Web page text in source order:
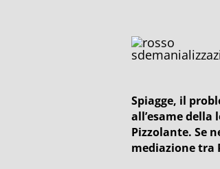
Spiagge, il
all’esame della
Pizzolante. Se
mediazione tra